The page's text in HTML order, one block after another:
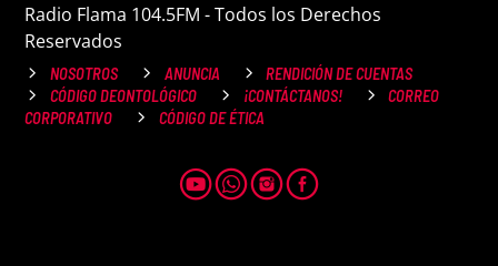
Radio Flama 104.5FM - Todos los Derechos
Reservados
NOSOTROS ANUNCIA
RENDICIÓN DE CUENTAS
CÓDIGO DEONTOLÓGICO
¡CONTÁCTANOS!
CORREO
CORPORATIVO
CÓDIGO DE ÉTICA